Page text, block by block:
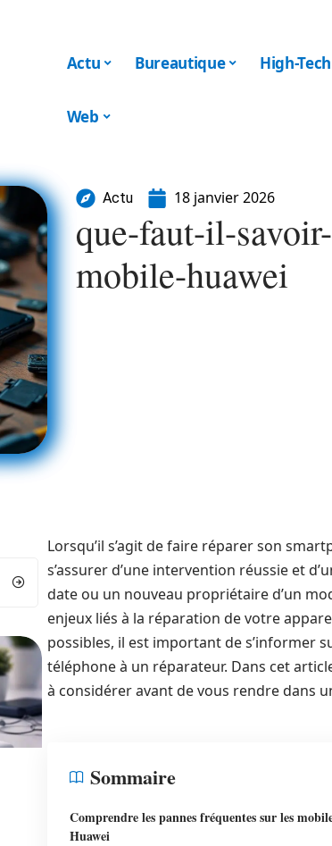
Actu Bureautique High-Tech
Web
Actu 18 janvier 2026
que-faut-il-
mobile-huawei
Lorsqu’il s’agit de faire réparer son
s’assurer d’une intervention réussie et
date ou un nouveau propriétaire d’un
enjeux liés à la réparation de votre
possibles, il est important de s’informer
téléphone à un réparateur. Dans cet
à considérer avant de vous rendre dans
Sommaire
Comprendre les pannes fréquentes sur les
Huawei